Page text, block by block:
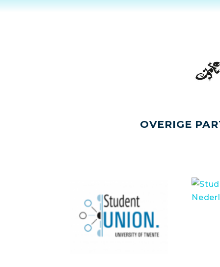
OVERIGE